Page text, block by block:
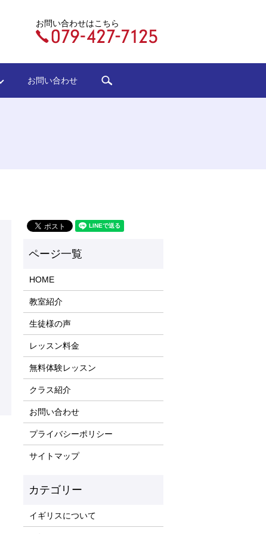
お問い合わせはこちら
お問い合わせ
HOME
教室紹介
生徒様の声
レッスン料金
無料体験レッスン
クラス紹介
お問い合わせ
プライバシーポリシー
サイトマップ
イギリスについて